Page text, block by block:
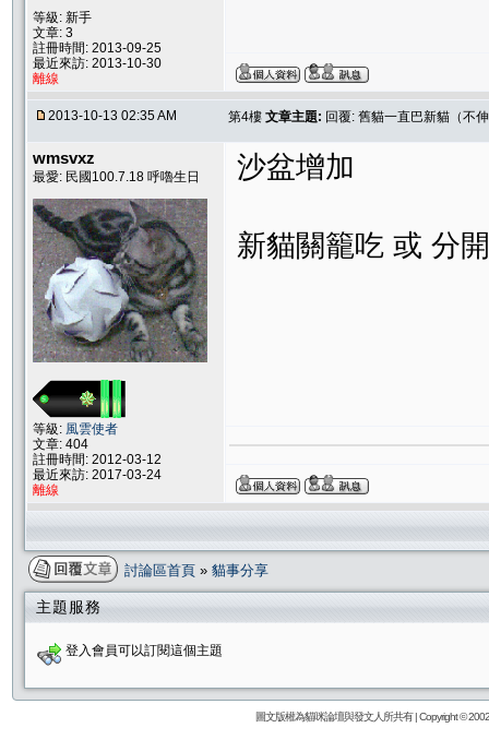
等級: 新手
文章: 3
註冊時間: 2013-09-25
最近來訪: 2013-10-30
離線
2013-10-13 02:35 AM 第4樓 文章主題: 回覆: 舊貓一直巴新貓（不
wmsvxz
最愛: 民國100.7.18 呼嚕生日
等級: 風雲使者
文章: 404
註冊時間: 2012-03-12
最近來訪: 2017-03-24
離線
沙盆增加
新貓關籠吃 或 分
討論區首頁 » 貓事分享
主題服務
登入會員可以訂閱這個主題
圖文版權為貓咪論壇與發文人所共有 | Copyright ©